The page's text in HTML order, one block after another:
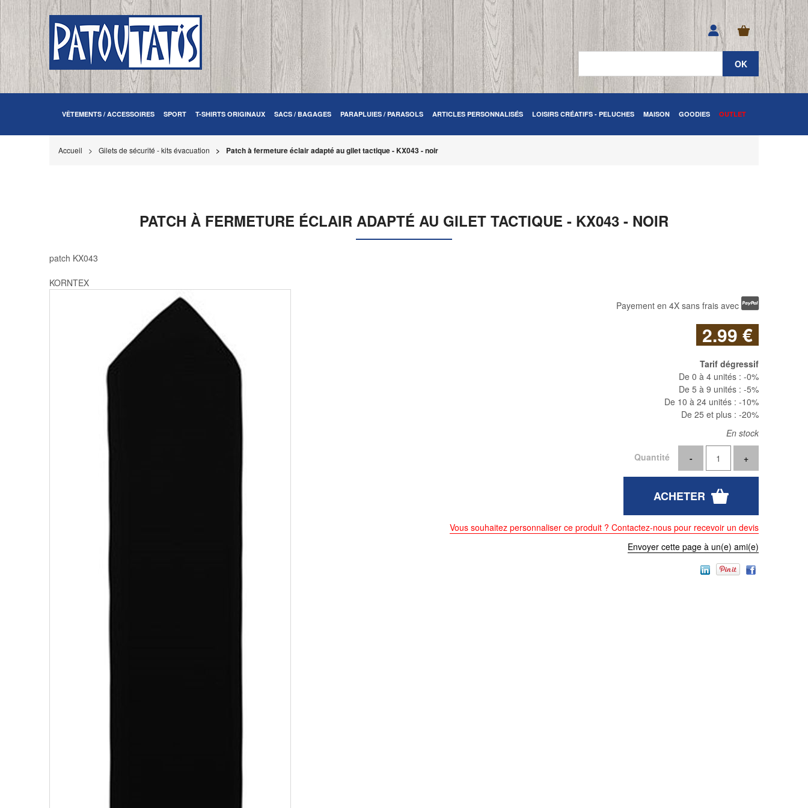
VÊTEMENTS / ACCESSOIRES SPORT T-SHIRTS ORIGINAUX SACS / BAGAGES PARAPLUIES / PARASOLS ARTICLES PERSONNALISÉS LOISIRS CRÉATIFS - PELUCHES MAISON GOODIES OUTLET
Accueil Gilets de sécurité - kits évacuation Patch à fermeture éclair adapté au gilet tactique - KX043 - noir
PATCH À FERMETURE ÉCLAIR ADAPTÉ AU GILET TACTIQUE - KX043 - NOIR
patch KX043
KORNTEX
Payement en 4X sans frais avec
2.99 €
Tarif dégressif
De 0 à 4 unités : -0%
De 5 à 9 unités : -5%
De 10 à 24 unités : -10%
De 25 et plus : -20%
En stock
Quantité
Vous souhaitez personnaliser ce produit ? Contactez-nous pour recevoir un devis
Envoyer cette page à un(e) ami(e)